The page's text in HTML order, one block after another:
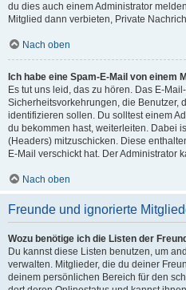
du dies auch einem Administrator
Mitglied dann verbieten, Private
Nach oben
Ich habe eine Spam-E-Mail von einem
Es tut uns leid, das zu hören. Das E-
Sicherheitsvorkehrungen, die Benutzer,
identifizieren sollen. Du solltest einem
du bekommen hast, weiterleiten. Dabei
(Headers) mitzuschicken. Diese
E-Mail verschickt hat. Der Administrator
Nach oben
Freunde und ignorierte
Wozu benötige ich die Listen der
Du kannst diese Listen benutzen, um
verwalten. Mitglieder, die du deiner
deinem persönlichen Bereich für den